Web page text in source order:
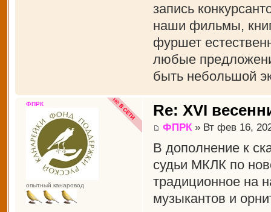
запись
наши фильмы,
фуршет
любые
быть небольшой
Re: XVI
ФПРК» Вт фев 16,
В дополнение к
судьи МКЛК по
традиционное на
музыкантов и
ФПРК
опытный канаровод